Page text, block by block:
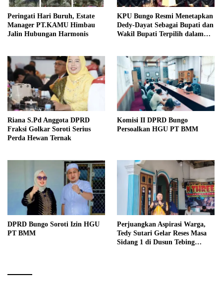
Peringati Hari Buruh, Estate
Manager PT.KAMU Himbau
Jalin Hubungan Harmonis
KPU Bungo Resmi Menetapkan
Dedy-Dayat Sebagai Bupati dan
Wakil Bupati Terpilih dalam
Riana S.Pd Anggota DPRD
Fraksi Golkar Soroti Serius
Perda Hewan Ternak
Komisi II DPRD Bungo
Persoalkan HGU PT BMM
DPRD Bungo Soroti Izin HGU
PT BMM
Perjuangkan Aspirasi Warga,
Tedy Sutari Gelar Reses Masa
Sidang 1 di Dusun Tebing